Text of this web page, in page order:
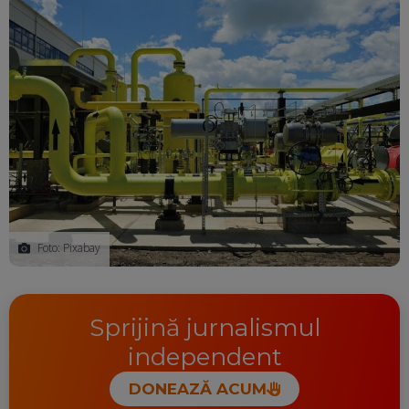
Foto: Pixabay
Sprijină jurnalismul
independent
DONEAZĂ ACUM